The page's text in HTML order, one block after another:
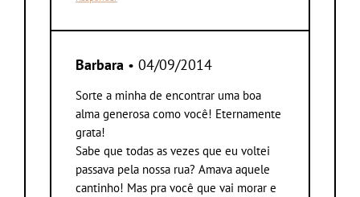
Barbara • 04/09/2014
Sorte a minha de encontrar uma boa
alma generosa como você! Eternamente
grata!
Sabe que todas as vezes que eu voltei
passava pela nossa rua? Amava aquele
cantinho! Mas pra você que vai morar e